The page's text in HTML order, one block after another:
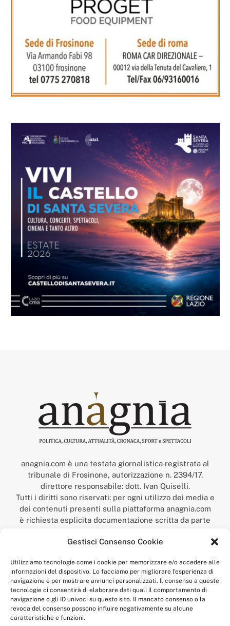
Gestisci Consenso Cookie
Utilizziamo tecnologie come i cookie per memorizzare e/o accedere alle
informazioni del dispositivo. Lo facciamo per migliorare l'esperienza di
navigazione e per mostrare annunci personalizzati. Il consenso a queste
tecnologie ci consentirà di elaborare dati quali il comportamento di
navigazione o gli ID univoci su questo sito. Il mancato consenso o la
revoca del consenso possono influire negativamente su alcune
caratteristiche e funzioni.
anagnia.com è una testata giornalistica registrata al
tribunale di Frosinone, autorizzazione n. 2394/17.
direttore responsabile: dott. Ivan Quiselli.
Tutti i diritti sono riservati: per ogni utilizzo dei media e
dei contenuti presenti sulla piattaforma anagnia.com
è richiesta esplicita documentazione scritta da parte
della redazione.
“Anagnia” è un marchio registrato presso l’Ufficio Italiano
Economico,
num. registrazione: 302017000014044 del 9 febbraio 2017.
Per contatti:redazione@anagnia.com